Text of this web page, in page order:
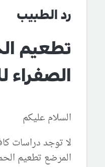
رد الطبيب
تطعيم
الصفراء
السلام عليكم
لا توجد دراسات
المرضع تطعيم